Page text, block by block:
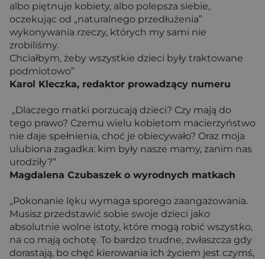
albo piętnuje kobiety, albo polepsza siebie,
oczekując od „naturalnego przedłużenia”
wykonywania rzeczy, których my sami nie
zrobiliśmy.
Chciałbym, żeby wszystkie dzieci były traktowane
podmiotowo”
Karol Kleczka, redaktor prowadzący numeru
„Dlaczego matki porzucają dzieci? Czy mają do
tego prawo? Czemu wielu kobietom macierzyństwo
nie daje spełnienia, choć je obiecywało? Oraz moja
ulubiona zagadka: kim były nasze mamy, zanim nas
urodziły?”
Magdalena Czubaszek o wyrodnych matkach
„Pokonanie lęku wymaga sporego zaangażowania.
Musisz przedstawić sobie swoje dzieci jako
absolutnie wolne istoty, które mogą robić wszystko,
na co mają ochotę. To bardzo trudne, zwłaszcza gdy
dorastają, bo chęć kierowania ich życiem jest czymś,